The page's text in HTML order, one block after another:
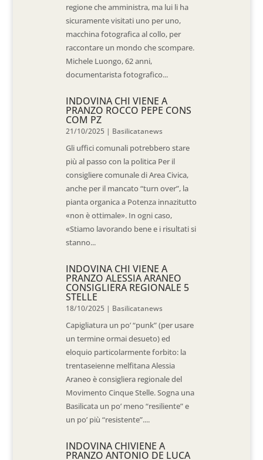
regione che amministra, ma lui li ha
sicuramente visitati uno per uno,
macchina fotografica al collo, per
raccontare un mondo che scompare.
Michele Luongo, 62 anni,
documentarista fotografico...
INDOVINA CHI VIENE A
PRANZO ROCCO PEPE CONS
COM PZ
21/10/2025 | Basilicatanews
Gli uffici comunali potrebbero stare
più al passo con la politica Per il
consigliere comunale di Area Civica,
anche per il mancato “turn over”, la
pianta organica a Potenza innazitutto
«non è ottimale». In ogni caso,
«Stiamo lavorando bene e i risultati si
stanno...
INDOVINA CHI VIENE A
PRANZO ALESSIA ARANEO
CONSIGLIERA REGIONALE 5
STELLE
18/10/2025 | Basilicatanews
Capigliatura un po’ “punk” (per usare
un termine ormai desueto) ed
eloquio particolarmente forbito: la
trentaseienne melfitana Alessia
Araneo è consigliera regionale del
Movimento Cinque Stelle. Sogna una
Basilicata un po’ meno “resiliente” e
un po’ più “resistente”....
INDOVINA CHIVIENE A
PRANZO ANTONIO DE LUCA